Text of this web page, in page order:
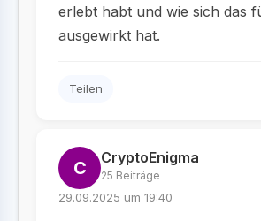
erlebt habt und wie sich das
ausgewirkt hat.
Teilen
C CryptoEnigma
25 Beiträge
29.09.2025 um 19:40